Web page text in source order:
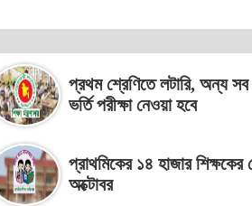
প্রথম শ্রেণিতে লটারি, অন্য সব
ভর্তি পরীক্ষা নেওয়া হবে
প্রাথমিকের ১৪ হাজার শিক্ষকের
অক্টোবর